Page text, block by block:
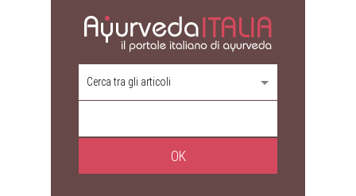
Cerca tra gli articoli